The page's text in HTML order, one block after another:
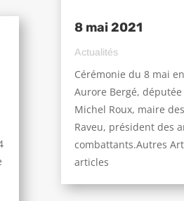
8 mai 2021
Actualités
Cérémonie du 8 mai
Aurore Bergé, députée
Michel Roux, maire
Raveu, président des
combattants.Autres
articles